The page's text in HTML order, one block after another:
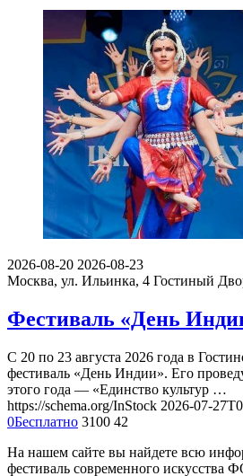
2026-08-20 2026-08-23
Москва, ул. Ильинка, 4 Гостиный
Фестиваль «День
С 20 по 23 августа 2026 года в
фестиваль «День Индии». Его
этого года — «Единство культур …
https://schema.org/InStock 2026-07-
0Бесплатно 3100 42
На нашем сайте вы найдете всю
фестиваль современного искусства